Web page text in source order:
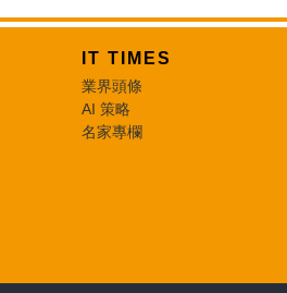
IT TIMES
業界頭條
AI 策略
名家專欄